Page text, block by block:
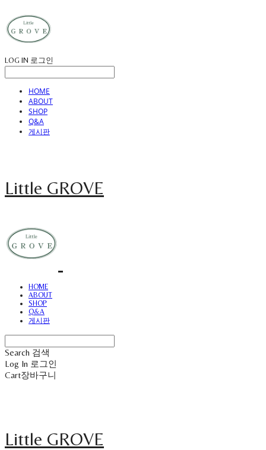
LOG IN 로그인
HOME
ABOUT
SHOP
Q&A
게시판
Little GROVE
HOME
ABOUT
SHOP
Q&A
게시판
Search 검색
Log In 로그인
Cart장바구니
Little GROVE